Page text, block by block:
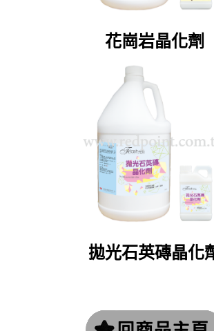
花崗岩晶化劑
拋光石英磚晶化